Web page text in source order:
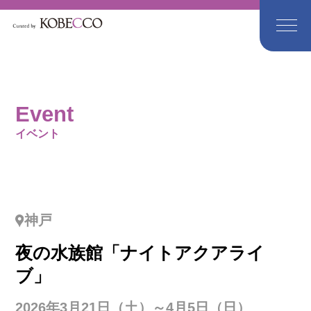
Event
イベント
神戸
夜の水族館「ナイトアクアライ
ブ」
2026年3月21日（土）～4月5日（日）